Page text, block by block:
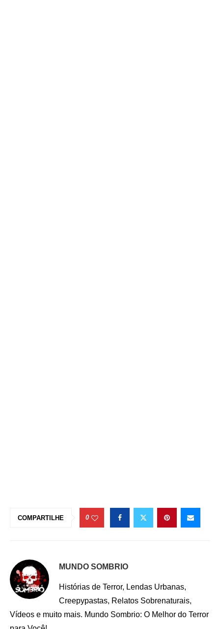
COMPARTILHE 0
MUNDO SOMBRIO
Histórias de Terror, Lendas Urbanas,
Creepypastas, Relatos Sobrenaturais,
Vídeos e muito mais. Mundo Sombrio: O Melhor do Terror